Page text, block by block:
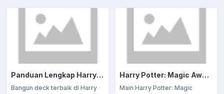
Panduan Lengkap Harry Potter: Magic Awakened – Tips Bangun Deck Terbaik untuk Menang
Bangun deck terbaik di Harry
Harry Potter: Magic Awakened: Dunia Sihir dalam Genggaman - Pertarungan Kartu, Petualangan Tanpa Batas
Main Harry Potter: Magic